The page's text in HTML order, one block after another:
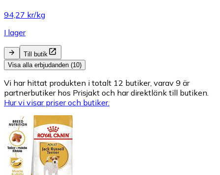
94,27 kr/kg
I lager
Till butik
Visa alla erbjudanden (10)
Vi har hittat produkten i totalt 12 butiker, varav 9 är
partnerbutiker hos Prisjakt och har direktlänk till butiken.
Hur vi visar priser och butiker.